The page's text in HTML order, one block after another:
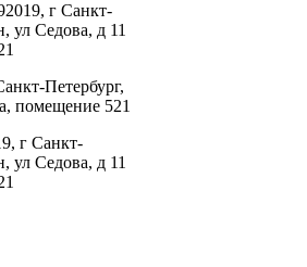
г Санкт-
ул Седова, д 11
Петербург,
помещение 521
г Санкт-
ул Седова, д 11